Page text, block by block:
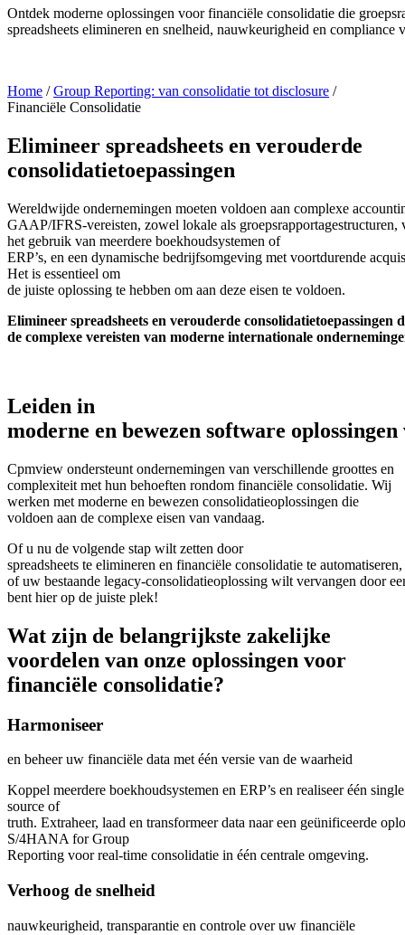
Ontdek moderne oplossingen voor financiële consolidatie die
spreadsheets elimineren en snelheid, nauwkeurigheid en compliance
Home /Group Reporting: van consolidatie tot disclosure /
Financiële Consolidatie
Elimineer spreadsheets en verouderde
consolidatietoepassingen
Wereldwijde ondernemingen moeten voldoen aan complexe
GAAP/IFRS‑vereisten, zowel lokale als groepsrapportagestructuren,
het gebruik van meerdere boekhoudsystemen of
ERP’s, en een dynamische bedrijfsomgeving met voortdurende
Het is essentieel om
de juiste oplossing te hebben om aan deze eisen te voldoen.
Elimineer spreadsheets en verouderde consolidatietoepassingen
de complexe vereisten van moderne internationale
Leiden in
moderne en bewezen software oplossingen
Cpmview ondersteunt ondernemingen van verschillende groottes en
complexiteit met hun behoeften rondom financiële consolidatie. Wij
werken met moderne en bewezen consolidatieoplossingen die
voldoen aan de complexe eisen van vandaag.
Of u nu de volgende stap wilt zetten door
spreadsheets te elimineren en financiële consolidatie te automatiseren,
of uw bestaande legacy‑consolidatieoplossing wilt vervangen door
bent hier op de juiste plek!
Wat zijn de belangrijkste zakelijke
voordelen van onze oplossingen voor
financiële consolidatie?
Harmoniseer
en beheer uw financiële data met één versie van de waarheid
Koppel meerdere boekhoudsystemen en ERP’s en realiseer één single
source of
truth. Extraheer, laad en transformeerdata naar een geünificeerde
S/4HANA for Group
Reporting voorreal‑time consolidatie in één centrale omgeving.
Verhoog de snelheid
nauwkeurigheid, transparantie en controle over uw financiële